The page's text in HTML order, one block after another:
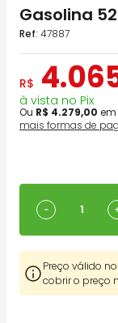
Gasolina
: 47887
R$ 4.
à vista no Pix
Ou R$ 4.279,00 em
mais formas de
－
Preço válido
cobrir o preço